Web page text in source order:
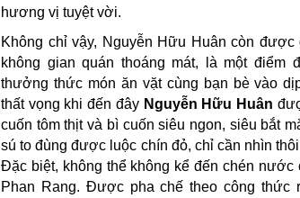
hương vị tuyệt vời.
Không chỉ vậy, Nguyễn Hữu Huân còn
không gian quán thoáng mát, là một điểm
thưởng thức món ăn vặt cùng bạn bè vào
thất vọng khi đến đây Nguyễn Hữu Huân
cuốn tôm thịt và bì cuốn siêu ngon, siêu bắt
sú to đùng được luộc chín đỏ, chỉ cần nhìn
Đặc biệt, không thể không kể đến chén nước
Phan Rang. Được pha chế theo công thức